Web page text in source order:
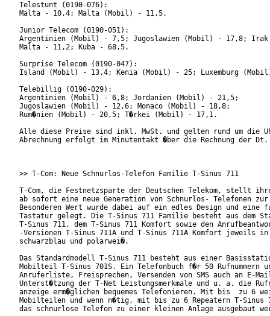
Telestunt (0190-076):
Malta - 10,4; Malta (Mobil) - 11,5.
Junior Telecom (0190-051):
Argentinien (Mobil) - 7,5; Jugoslawien (Mobil) - 17,8;
Malta - 11,2; Kuba - 68,5.
Surprise Telecom (0190-047):
Island (Mobil) - 13,4; Kenia (Mobil) - 25; Luxemburg
Telebillig (0190-029):
Argentinien (Mobil) - 6,8; Jordanien (Mobil) - 21,5;
Jugoslawien (Mobil) - 12,6; Monaco (Mobil) - 18,8;
Rum�nien (Mobil) - 20,5; T�rkei (Mobil) - 17,1.
Alle diese Preise sind inkl. MwSt. und gelten rund um die
Abrechnung erfolgt im Minutentakt �ber die Rechnung der Dt.
>> T-Com: Neue Schnurlos-Telefon Familie T-Sinus 711
T-Com, die Festnetzsparte der Deutschen Telekom, stellt
ab sofort eine neue Generation von Schnurlos- Telefonen zur
Besonderen Wert wurde dabei auf ein edles Design und eine
Tastatur gelegt. Die T-Sinus 711 Familie besteht aus dem
T-Sinus 711, dem T-Sinus 711 Komfort sowie den
-Versionen T-Sinus 711A und T-Sinus 711A Komfort jeweils in
schwarzblau und polarwei�.
Das Standardmodell T-Sinus 711 besteht aus einer
Mobilteil T-Sinus 701S. Ein Telefonbuch f�r 50 Rufnummern
Anruferliste, Freisprechen, Versenden von SMS auch an E-
Unterst�tzung der T-Net Leistungsmerkmale und u. a. die
anzeige erm�glichen bequemes Telefonieren. Mit bis  zu 6
Mobilteilen und wenn n�tig, mit bis zu 6 Repeatern T-Sinus
das schnurlose Telefon zu einer kleinen Anlage ausgebaut